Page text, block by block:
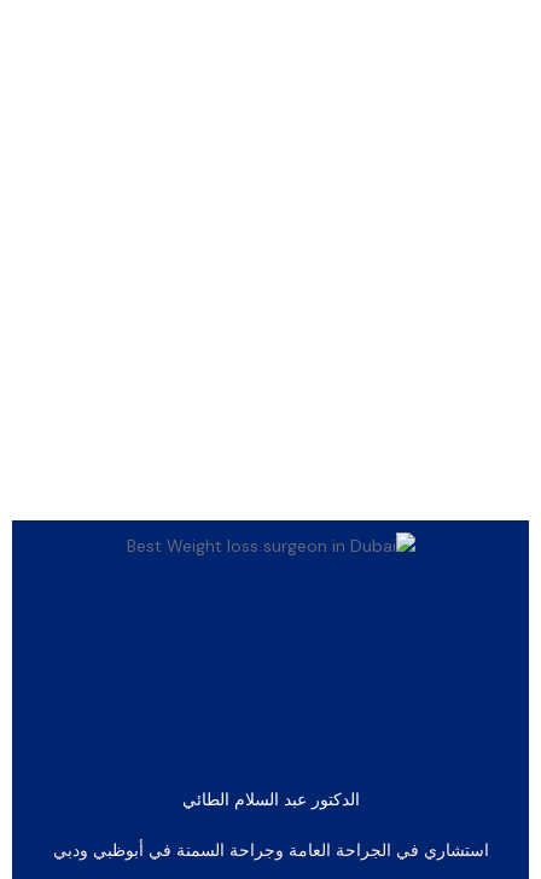
الدكتور عبد السلام الطائي
استشاري في الجراحة العامة وجراحة السمنة في أبوظبي ودبي